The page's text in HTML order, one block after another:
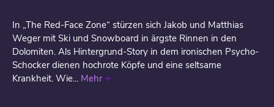
In „The Red-Face Zone“ stürzen sich Jakob und Matthias
Weger mit Ski und Snowboard in ärgste Rinnen in den
Dolomiten. Als Hintergrund-Story in dem ironischen Psycho-
Schocker dienen hochrote Köpfe und eine seltsame
Krankheit. Wie... Mehr